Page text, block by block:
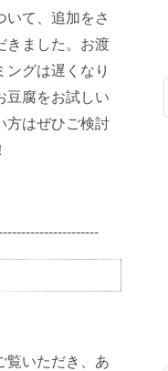
いて、追加をさ
きました。お渡
ングは遅くなり
豆腐をお試しい
方はぜひご検討
覧いただき、あ